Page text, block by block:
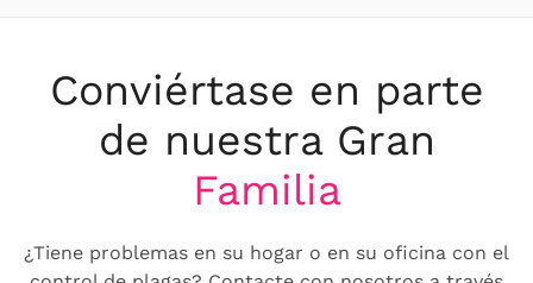
Conviértase en parte
de nuestra Gran
Familia
¿Tiene problemas en su hogar o en su oficina con el